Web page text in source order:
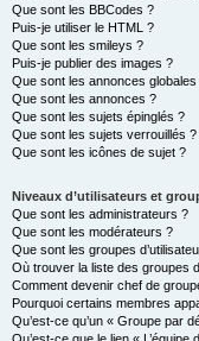
Que sont les BBCodes ?
Puis-je utiliser le HTML ?
Que sont les smileys ?
Puis-je publier des images ?
Que sont les annonces globales
Que sont les annonces ?
Que sont les sujets épinglés ?
Que sont les sujets verrouillés ?
Que sont les icônes de sujet ?
Niveaux d’utilisateurs et
Que sont les administrateurs ?
Que sont les modérateurs ?
Que sont les groupes
Où trouver la liste des groupes
Comment devenir chef de
Pourquoi certains membres
Qu’est-ce qu’un « Groupe par